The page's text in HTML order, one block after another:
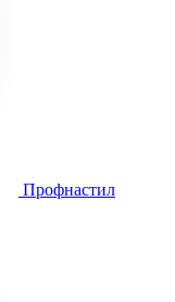
Профнастил